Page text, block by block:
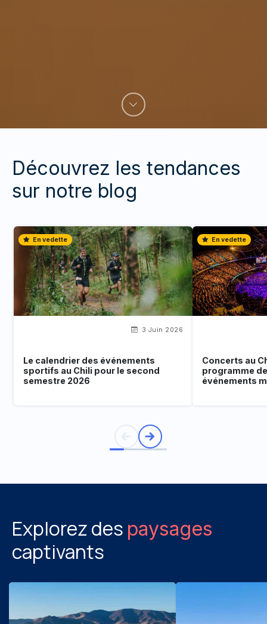
Découvrez les tendances
sur notre blog
En vedette
3 Juin 2026
Le calendrier des événements
sportifs au Chili pour le second
semestre 2026
En vedette
Concerts au
programme
événements
Explorez des paysages
captivants